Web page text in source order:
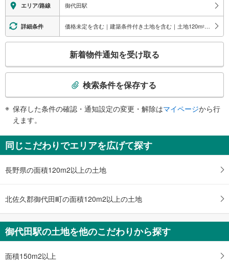
（※一部の経路：×）
エリア/路線 御代田駅
詳細条件 価格未定を含む｜建築条件付き土地を含む｜土地120m2 以上
検
知
を
け
・
件
を
イ
新着物件通知を受け取る
検索条件を保存する
保存した条件の確認・通知設定の変更・解除はマイページから行
えます。
同じこだわりでエリアを広げて探す
長野県の面積120m2以上の土地
北佐久郡御代田町の面積120m2以上の土地
御代田駅の土地を他のこだわりから探す
面積150m2以上